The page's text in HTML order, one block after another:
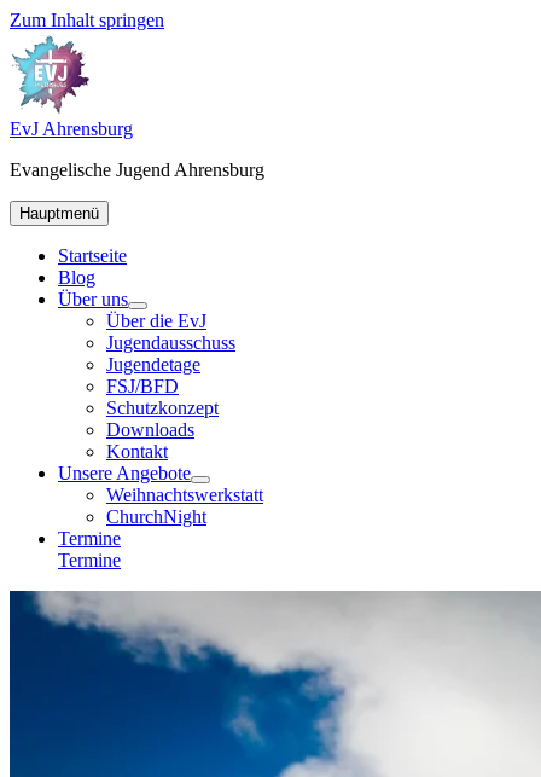
Zum Inhalt springen
EvJ Ahrensburg
Evangelische Jugend Ahrensburg
Hauptmenü
Startseite
Blog
Über uns
Über die EvJ
Jugendausschuss
Jugendetage
FSJ/BFD
Schutzkonzept
Downloads
Kontakt
Unsere Angebote
Weihnachtswerkstatt
ChurchNight
Termine
Termine